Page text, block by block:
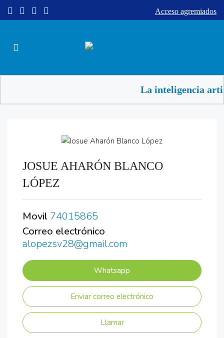
Acceso agremiados
La inteligencia
JOSUE AHARÓN BLANCO
LÓPEZ
Movil 74015865
Correo electrónico
alopezsv28@gmail.com
Whatsapp
Enviar correo electrónico
Llamar